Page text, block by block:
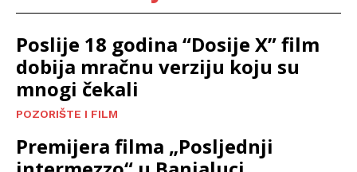
Poslije 18 godina “Dosije X” film
dobija mračnu verziju koju su
mnogi čekali
POZORIŠTE I FILM
Premijera filma „Posljednji